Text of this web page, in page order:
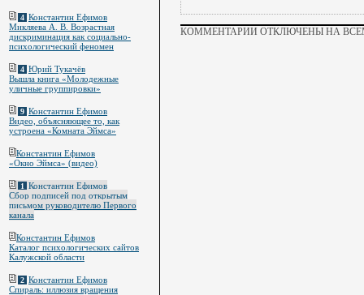
КОММЕНТАРИИ ОТКЛЮЧЕНЫ НА
4 Константин Ефимов
Микляева А. В. Возрастная
дискриминация как социально-
психологический феномен
4 Юрий Тукачёв
Вышла книга «Молодежные
уличные группировки»
9 Константин Ефимов
Видео, объясняющее то, как
устроена «Комната Эймса»
Константин Ефимов
«Окно Эймса» (видео)
1 Константин Ефимов
Сбор подписей под открытым
письмом руководителю Первого
канала
Константин Ефимов
Каталог психологических сайтов
Калужской области
2 Константин Ефимов
Спираль: иллюзия вращения